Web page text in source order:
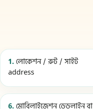
1. লোকেশন / রুট / সাইট
address
6. মোবিলাইজেশন ডেডলাইন বা